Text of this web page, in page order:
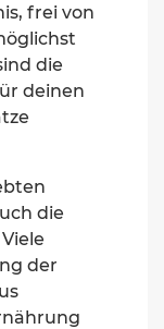
frei von
die
deinen
die
der